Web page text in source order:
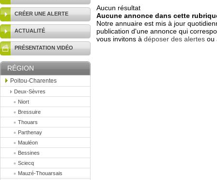
CRÉER UNE ALERTE
ACTUALITÉ
PRÉSENTATION VIDÉO
RÉGION
Poitou-Charentes
Deux-Sèvres
Niort
Bressuire
Thouars
Parthenay
Mauléon
Bessines
Sciecq
Mauzé-Thouarsais
Aucun résultat
Aucune annonce dans cette
Notre annuaire est mis à jour
publication d'une annonce qui
vous invitons à déposer des alertes ou